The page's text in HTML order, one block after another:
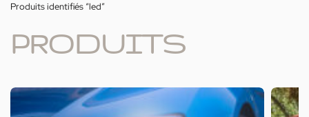
Produits identifiés “led”
PRODUITS